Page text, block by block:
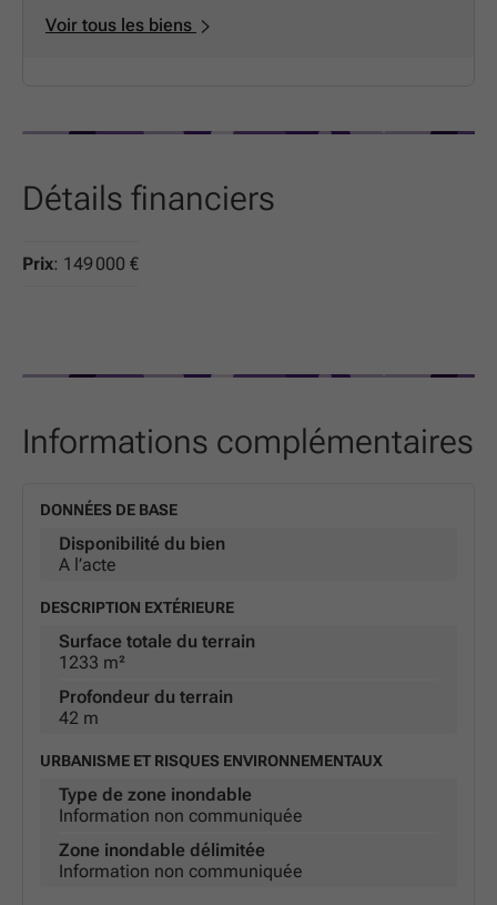
Voir tous les biens
Détails financiers
Prix: 149 000 €
Informations complémentaires
DONNÉES DE BASE
Disponibilité du bien
A l’acte
DESCRIPTION EXTÉRIEURE
Surface totale du terrain
1233 m²
Profondeur du terrain
42 m
URBANISME ET RISQUES ENVIRONNEMENTAUX
Type de zone inondable
Information non communiquée
Zone inondable délimitée
Information non communiquée